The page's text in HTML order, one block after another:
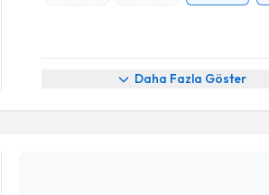
Daha Fazla Göster
Randevu Takvimi Talebi
Dt. Alper Topaloğlu